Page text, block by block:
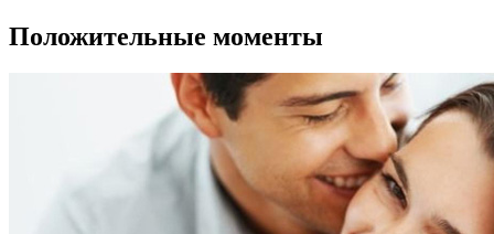
Положительные моменты